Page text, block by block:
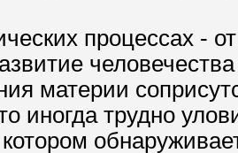
процессах -
материи
иногда трудно
котором